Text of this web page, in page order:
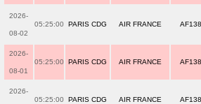
2026-
08-02
05:25:00 PARIS CDG AIR FRANCE
2026-
08-01
05:25:00 PARIS CDG AIR FRANCE
2026-
05:25:00 PARIS CDG AIR FRANCE